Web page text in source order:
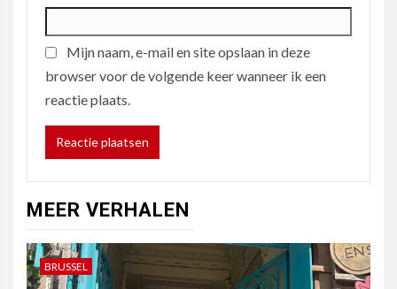
Mijn naam, e-mail en site opslaan in deze
browser voor de volgende keer wanneer ik een
reactie plaats.
MEER VERHALEN
BRUSSEL